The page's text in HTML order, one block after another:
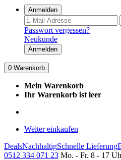
Anmelden
Passwort vergessen?
Neukunde
Anmelden
0 Warenkorb
Mein Warenkorb
Ihr Warenkorb ist leer
Weiter einkaufen
DealsNachhaltigSchnelle Lieferung
0512 334 071 23 Mo. - Fr. 8 - 17